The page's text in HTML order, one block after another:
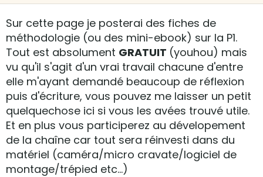
Sondages
Sur cette page je posterai des fiches de
méthodologie (ou des mini-ebook) sur la P1.
Tout est absolument GRATUIT (youhou) mais
vu qu'il s'agit d'un vrai travail chacune d'entre
elle m'ayant demandé beaucoup de réflexion
puis d'écriture, vous pouvez me laisser un petit
quelquechose ici si vous les avées trouvé utile.
Et en plus vous participerez au dévelopement
de la chaîne car tout sera réinvesti dans du
matériel (caméra/micro cravate/logiciel de
montage/trépied etc...)